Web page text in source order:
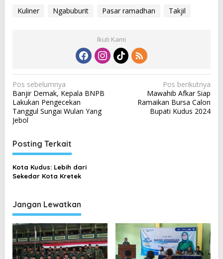
Kuliner Ngabuburit Pasar ramadhan Takjil
Ikuti Kami
N
a
v
i
g
a
s
i
o
s
Pos sebelumnya
Banjir Demak, Kepala BNPB
Lakukan Pengecekan
Tanggul Sungai Wulan Yang
Jebol
Pos berikutnya
Mawahib Afkar Siap
Ramaikan Bursa Calon
Bupati Kudus 2024
Posting Terkait
Kota Kudus: Lebih dari
Sekedar Kota Kretek
Jangan Lewatkan